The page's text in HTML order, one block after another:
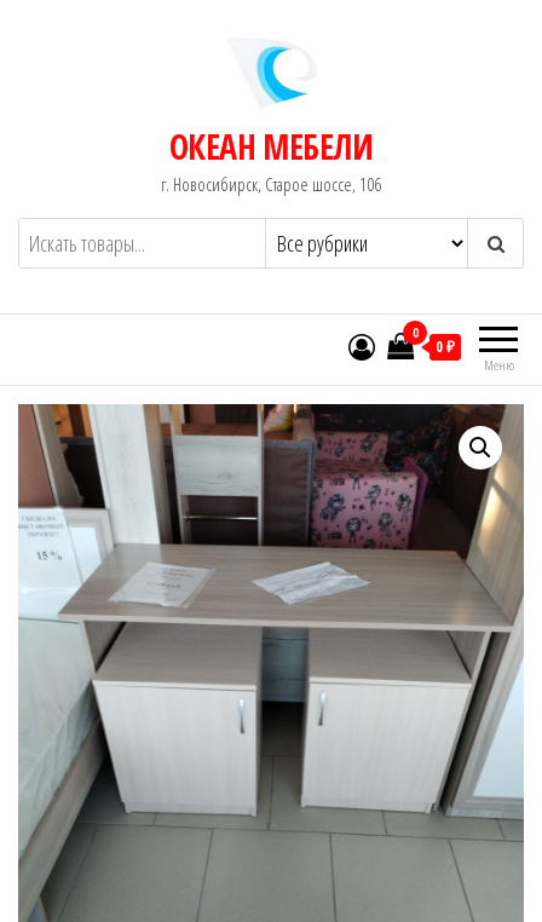
ОКЕАН МЕБЕЛИ
г. Новосибирск, Старое шоссе, 106
Меню
0
0 ₽